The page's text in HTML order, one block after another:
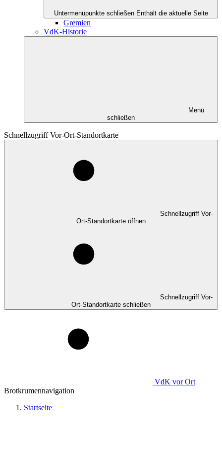
Untermenüpunkte schließen Enthält die aktuelle Seite
Gremien
VdK-Historie
Menü
schließen
Schnellzugriff Vor-Ort-Standortkarte
Schnellzugriff Vor-
Ort-Standortkarte öffnen
Schnellzugriff Vor-
Ort-Standortkarte schließen
VdK vor Ort
Brotkrumennavigation
Startseite